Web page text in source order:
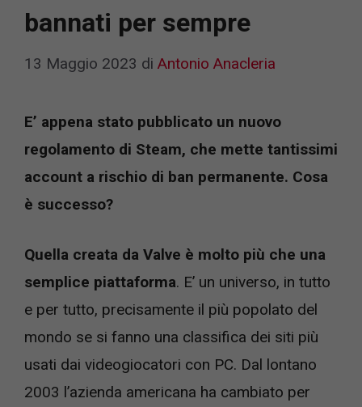
bannati per sempre
13 Maggio 2023 di Antonio Anacleria
E’ appena stato pubblicato un nuovo
regolamento di Steam, che mette tantissimi
account a rischio di ban permanente. Cosa
è successo?
Quella creata da Valve è molto più che una
semplice piattaforma. E’ un universo, in tutto
e per tutto, precisamente il più popolato del
mondo se si fanno una classifica dei siti più
usati dai videogiocatori con PC. Dal lontano
2003 l’azienda americana ha cambiato per